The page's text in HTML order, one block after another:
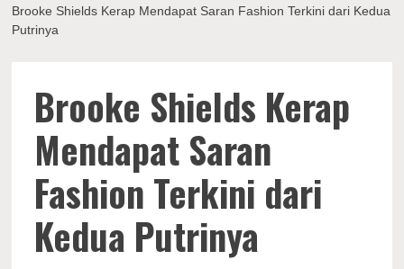
Brooke Shields Kerap Mendapat Saran Fashion Terkini dari Kedua
Putrinya
Brooke Shields Kerap
Mendapat Saran
Fashion Terkini dari
Kedua Putrinya